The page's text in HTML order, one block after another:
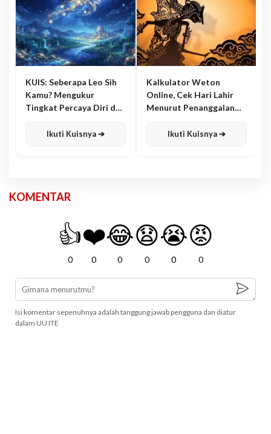
KUIS: Seberapa Leo Sih
Kamu? Mengukur
Tingkat Percaya Diri dan
Ikuti Kuisnya ➔
Kalkulator Weton
Online, Cek Hari Lahir
Menurut Penanggalan
Ikuti Kuisnya ➔
KOMENTAR
👍
0
❤️
0
😂
0
😧
0
😭
0
😡
0
Isi komentar sepenuhnya adalah tanggung jawab pengguna dan diatur
dalam UU ITE